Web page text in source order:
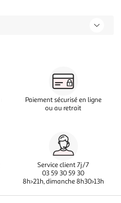
Paiement sécurisé en ligne
ou au retrait
Service client 7j/7
03 59 30 59 30
8h>21h, dimanche 8h30>13h